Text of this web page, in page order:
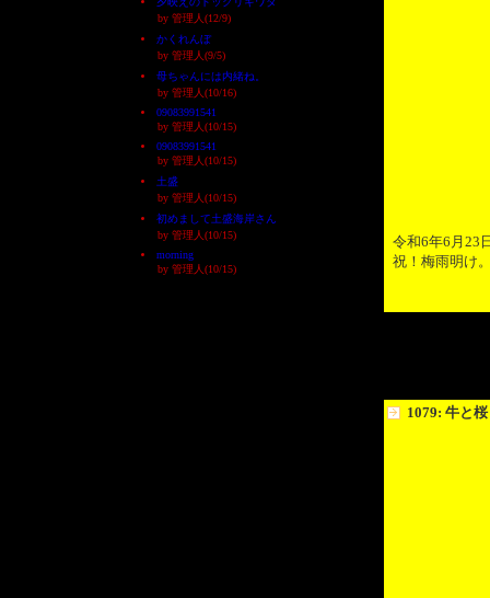
by 管理人(12/9)
かくれんぼ
by 管理人(9/5)
母ちゃんには内緒ね。
by 管理人(10/16)
09083991541
by 管理人(10/15)
09083991541
by 管理人(10/15)
土盛
by 管理人(10/15)
初めまして土盛海岸さん
by 管理人(10/15)
morning
by 管理人(10/15)
令和6年6月23
祝！梅雨明け
1079: 牛と桜